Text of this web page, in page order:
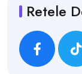
Retele